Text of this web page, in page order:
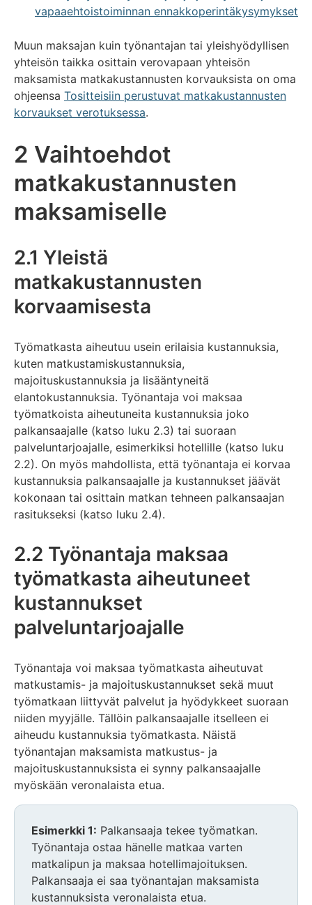
vapaaehtoistoiminnan ennakkoperintäkysymykset
Muun maksajan kuin työnantajan tai yleishyödyllisen
yhteisön taikka osittain verovapaan yhteisön
maksamista matkakustannusten korvauksista on oma
ohjeensa Tositteisiin perustuvat matkakustannusten
korvaukset verotuksessa.
2 Vaihtoehdot
matkakustannusten
maksamiselle
2.1 Yleistä
matkakustannusten
korvaamisesta
Työmatkasta aiheutuu usein erilaisia kustannuksia,
kuten matkustamiskustannuksia,
majoituskustannuksia ja lisääntyneitä
elantokustannuksia. Työnantaja voi maksaa
työmatkoista aiheutuneita kustannuksia joko
palkansaajalle (katso luku 2.3) tai suoraan
palveluntarjoajalle, esimerkiksi hotellille (katso luku
2.2). On myös mahdollista, että työnantaja ei korvaa
kustannuksia palkansaajalle ja kustannukset jäävät
kokonaan tai osittain matkan tehneen palkansaajan
rasitukseksi (katso luku 2.4).
2.2 Työnantaja maksaa
työmatkasta aiheutuneet
kustannukset
palveluntarjoajalle
Työnantaja voi maksaa työmatkasta aiheutuvat
matkustamis- ja majoituskustannukset sekä muut
työmatkaan liittyvät palvelut ja hyödykkeet suoraan
niiden myyjälle. Tällöin palkansaajalle itselleen ei
aiheudu kustannuksia työmatkasta. Näistä
työnantajan maksamista matkustus- ja
majoituskustannuksista ei synny palkansaajalle
myöskään veronalaista etua.
Esimerkki 1: Palkansaaja tekee työmatkan.
Työnantaja ostaa hänelle matkaa varten
matkalipun ja maksaa hotellimajoituksen.
Palkansaaja ei saa työnantajan maksamista
kustannuksista veronalaista etua.